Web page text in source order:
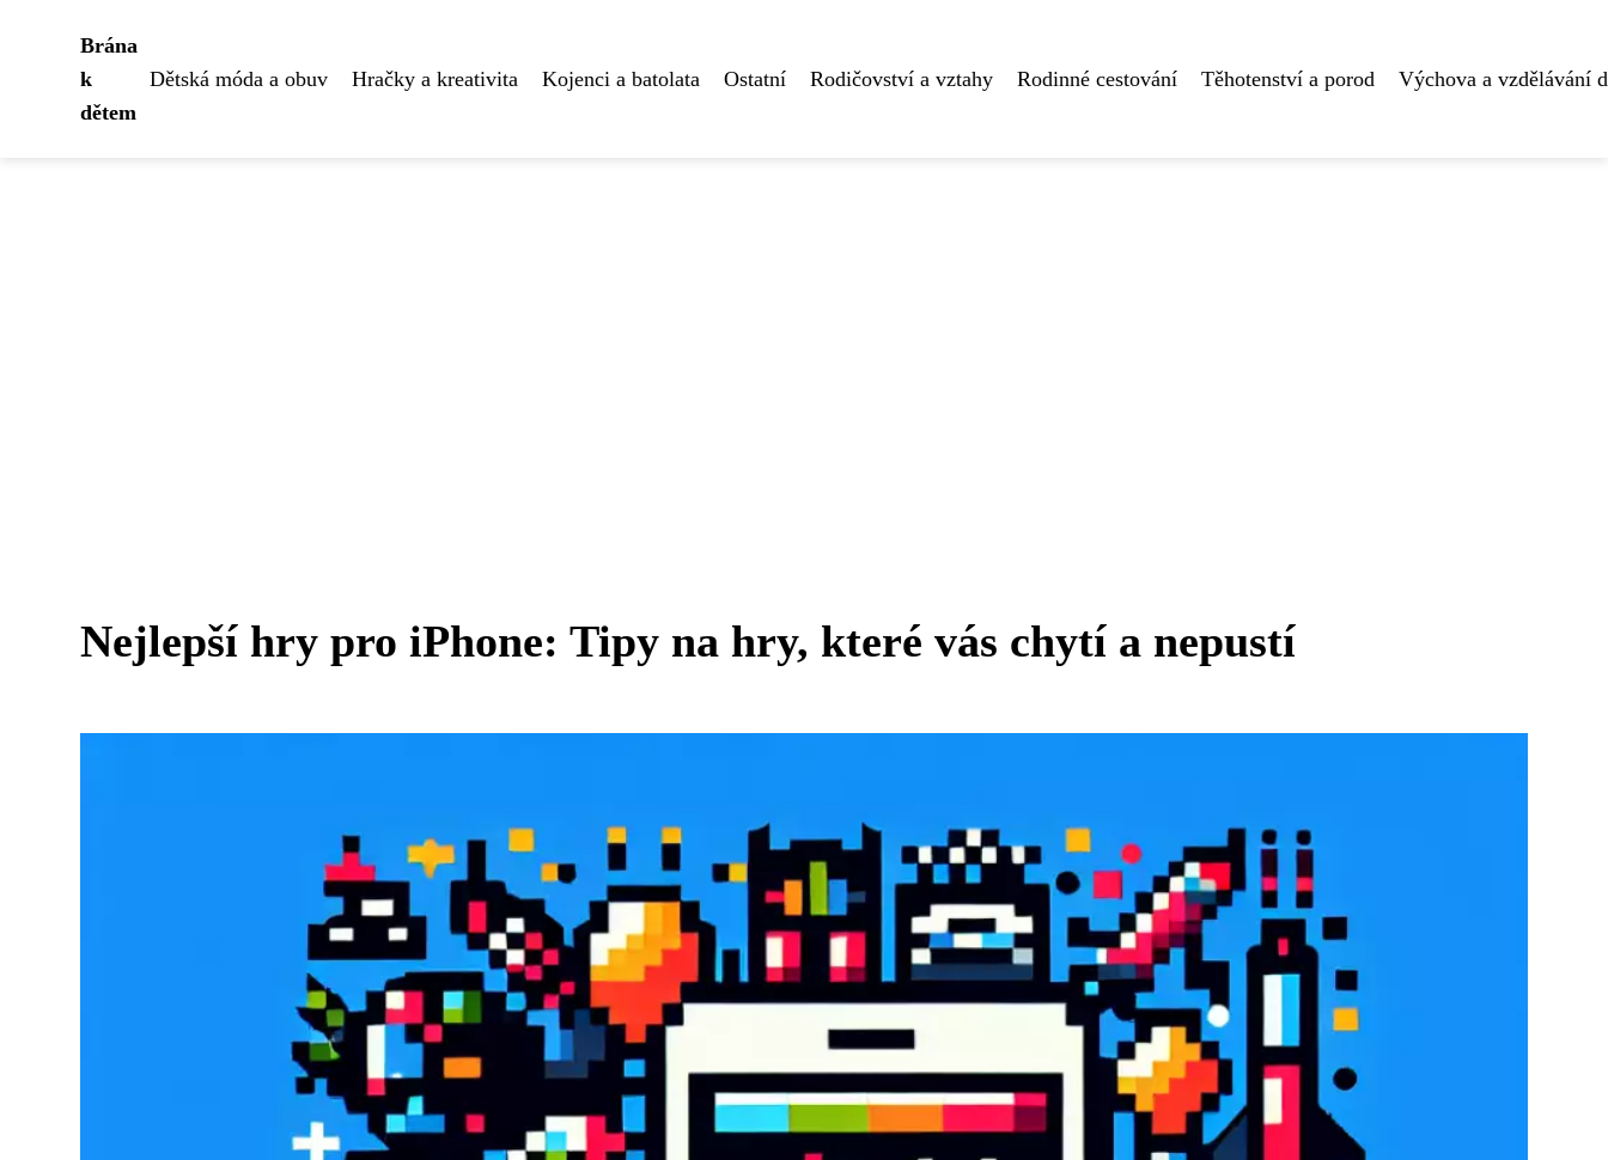
Brána
k
dětem
Dětská móda a obuv Hračky a kreativita Kojenci a batolata Ostatní Rodičovství a vztahy Rodinné cestování Těhotenství a porod Výchova a vzdělávání
Nejlepší hry pro iPhone: Tipy na hry, které vás chytí a nepustí